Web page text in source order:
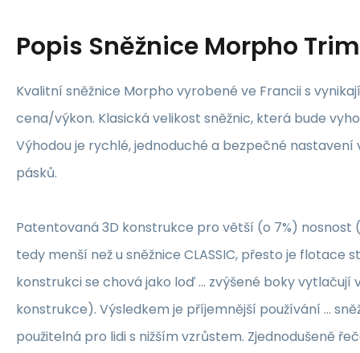
Popis Sněžnice Morpho
Kvalitní sněžnice Morpho vyrobené ve Francii s
cena/výkon. Klasická velikost sněžnic, která bude
Výhodou je rychlé, jednoduché a bezpečné
pásků.
Patentovaná 3D konstrukce pro větší (o 7%) nosnost
tedy menší než u sněžnice CLASSIC, přesto je flotace
konstrukci se chová jako loď ... zvýšené boky vytlačují
konstrukce). Výsledkem je příjemnější používání ...
použitelná pro lidi s nižším vzrůstem. Zjednodušeně